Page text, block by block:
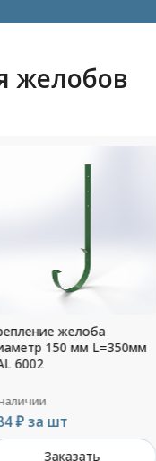
желобов
желоба
160 мм L=200мм
₽ за шт
Заказать